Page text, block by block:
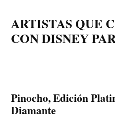
ARTISTAS QUE
CON DISNEY
Pinocho, Edición
Diamante